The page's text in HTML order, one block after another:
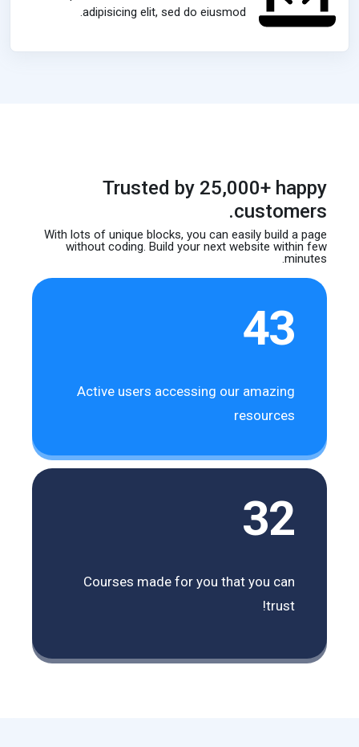
adipisicing elit, sed do eiusmod.
Trusted by 25,000+ happy
customers.
With lots of unique blocks, you can easily build a page
without coding. Build your next website within few
minutes.
43
Active users accessing our amazing
resources
32
Courses made for you that you can
trust!